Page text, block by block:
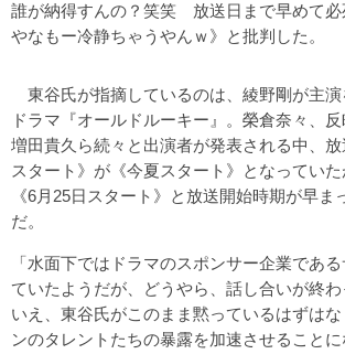
誰が納得すんの？笑笑 放送日まで早めて必
やなもー冷静ちゃうやんｗ》と批判した。
東谷氏が指摘しているのは、綾野剛が主
ドラマ『オールドルーキー』。榮倉奈々、反
増田貴久ら続々と出演者が発表される中、
スタート》が《今夏スタート》となってい
《6月25日スタート》と放送開始時期が早ま
だ。
「水面下ではドラマのスポンサー企業であ
ていたようだが、どうやら、話し合いが終
いえ、東谷氏がこのまま黙っているはずは
ンのタレントたちの暴露を加速させること